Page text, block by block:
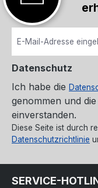
Datenschutz
Ich habe die
genommen und die
einverstanden.
Diese Seite ist durch
Datenschutzrichtlinie
SERVICE-